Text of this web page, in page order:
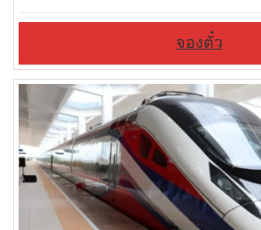
จองตั๋ว